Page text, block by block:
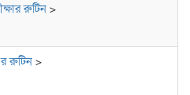
রুটিন >
রুটিন >